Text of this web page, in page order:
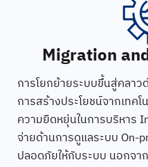
Migration
การโยกย้ายระบบขึ้นสู่คลาว
การสร้างประโยชน์จากเทค
ความยืดหยุ่นในการบริหาร
จ่ายด้านการดูแลระบบ On-
ปลอดภัยให้กับระบบ นอกจา